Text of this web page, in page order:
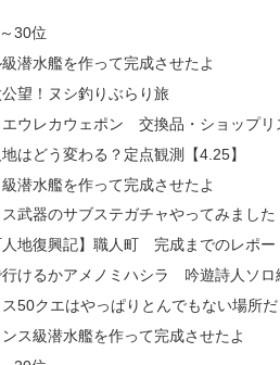
30位
潜水艦を作って完成させたよ
望！ヌシ釣りぶらり旅
ウレカウェポン 交換品・ショップリ
はどう変わる？定点観測【4.25】
潜水艦を作って完成させたよ
武器のサブステガチャやってみました
地復興記】職人町 完成までのレポ
けるかアメノミハシラ 吟遊詩人ソロ
50クエはやっぱりとんでもない場所だ
ス級潜水艦を作って完成させたよ